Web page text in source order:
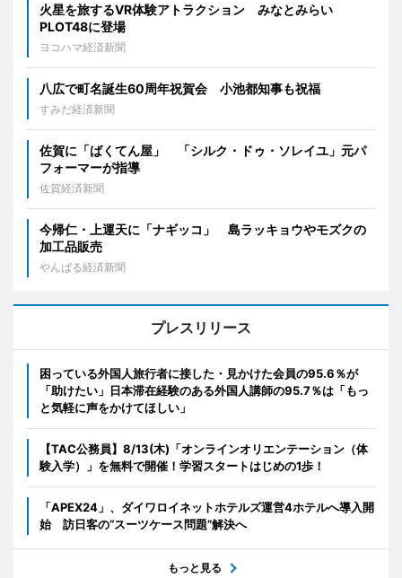
火星を旅するVR体験アトラクション みなとみらい
PLOT48に登場
ヨコハマ経済新聞
八広で町名誕生60周年祝賀会 小池都知事も祝福
すみだ経済新聞
佐賀に「ばくてん屋」 「シルク・ドゥ・ソレイユ」元パ
フォーマーが指導
佐賀経済新聞
今帰仁・上運天に「ナギッコ」 島ラッキョウやモズクの
加工品販売
やんばる経済新聞
プレスリリース
困っている外国人旅行者に接した・見かけた会員の95.6％が
「助けたい」日本滞在経験のある外国人講師の95.7％は「もっ
と気軽に声をかけてほしい」
【TAC公務員】8/13(木)「オンラインオリエンテーション（体
験入学）」を無料で開催！学習スタートはじめの1歩！
「APEX24」、ダイワロイネットホテルズ運営4ホテルへ導入開
始 訪日客の“スーツケース問題”解決へ
もっと見る